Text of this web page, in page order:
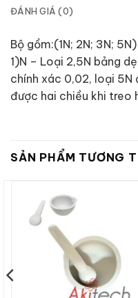
ĐÁNH GIÁ (0)
Bộ gồm:(1N; 2N; 3N;
1)N – Loại 2,5N bảng
chính xác 0,02, loại 5N
được hai chiều khi treo
SẢN PHẨM TƯƠNG